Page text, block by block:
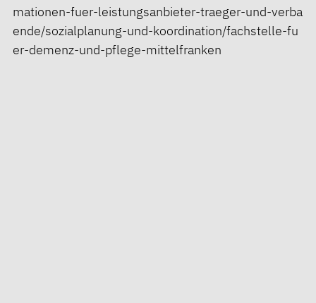
mationen-fuer-leistungsanbieter-traeger-und-verba
ende/sozialplanung-und-koordination/fachstelle-fu
er-demenz-und-pflege-mittelfranken